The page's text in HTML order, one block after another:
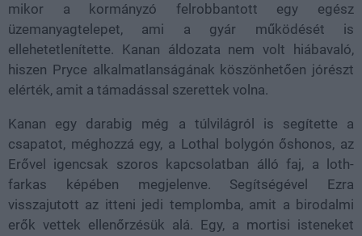
mikor a kormányzó felrobbantott egy egész
üzemanyagtelepet, ami a gyár működését is
ellehetetlenítette. Kanan áldozata nem volt hiábavaló,
hiszen Pryce alkalmatlanságának köszönhetően jórészt
elérték, amit a támadással szerettek volna.
Kanan egy darabig még a túlvilágról is segítette a
csapatot, méghozzá egy, a Lothal bolygón őshonos, az
Erővel igencsak szoros kapcsolatban álló faj, a loth-
farkas képében megjelenve. Segítségével Ezra
visszajutott az itteni jedi templomba, amit a birodalmi
erők vettek ellenőrzésük alá. Egy, a mortisi isteneket